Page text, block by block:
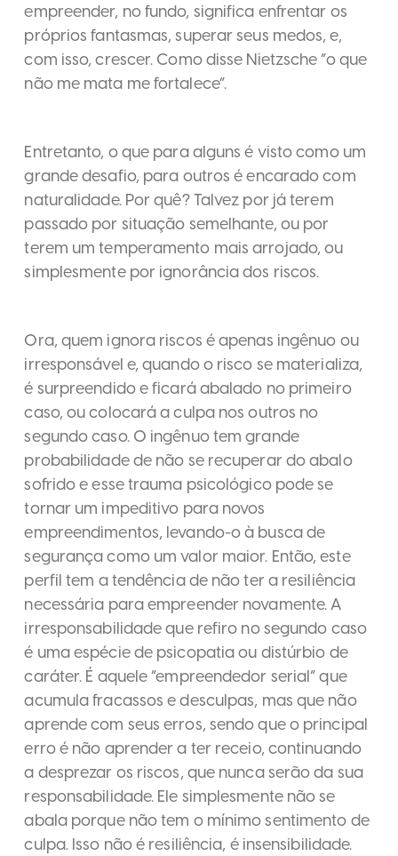
empreender, no fundo, significa enfrentar os
próprios fantasmas, superar seus medos, e,
com isso, crescer. Como disse Nietzsche “o que
não me mata me fortalece”.
Entretanto, o que para alguns é visto como um
grande desafio, para outros é encarado com
naturalidade. Por quê? Talvez por já terem
passado por situação semelhante, ou por
terem um temperamento mais arrojado, ou
simplesmente por ignorância dos riscos.
Ora, quem ignora riscos é apenas ingênuo ou
irresponsável e, quando o risco se materializa,
é surpreendido e ficará abalado no primeiro
caso, ou colocará a culpa nos outros no
segundo caso. O ingênuo tem grande
probabilidade de não se recuperar do abalo
sofrido e esse trauma psicológico pode se
tornar um impeditivo para novos
empreendimentos, levando-o à busca de
segurança como um valor maior. Então, este
perfil tem a tendência de não ter a resiliência
necessária para empreender novamente. A
irresponsabilidade que refiro no segundo caso
é uma espécie de psicopatia ou distúrbio de
caráter. É aquele “empreendedor serial” que
acumula fracassos e desculpas, mas que não
aprende com seus erros, sendo que o principal
erro é não aprender a ter receio, continuando
a desprezar os riscos, que nunca serão da sua
responsabilidade. Ele simplesmente não se
abala porque não tem o mínimo sentimento de
culpa. Isso não é resiliência, é insensibilidade.